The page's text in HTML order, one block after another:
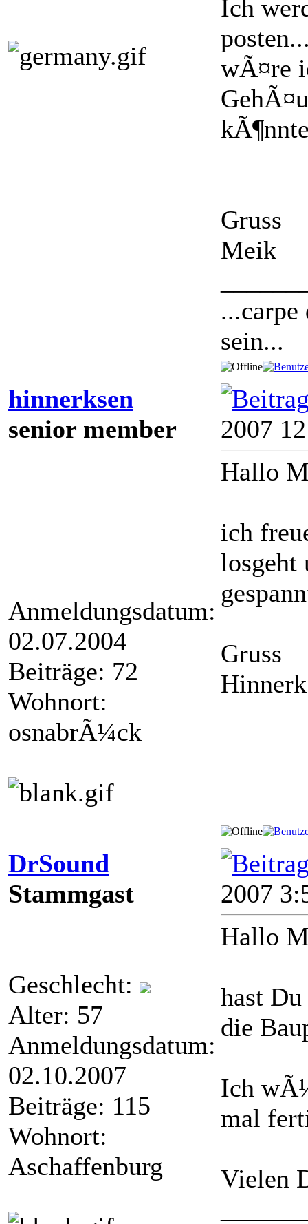
Ich
wÃ¤re
Gruss
Meik
...carpe
sein...
hinnerksen
senior member
Anmeldungsdatum:
02.07.2004
Beiträge: 72
Wohnort:
osnabrÃ¼ck
2007
Hallo
ich
losgeht
Gruss
Hinnerk
DrSound
Stammgast
Geschlecht:
Alter: 57
Anmeldungsdatum:
02.10.2007
Beiträge: 115
Wohnort:
Aschaffenburg
2007
Hallo
hast
die
Ich
mal
Vielen